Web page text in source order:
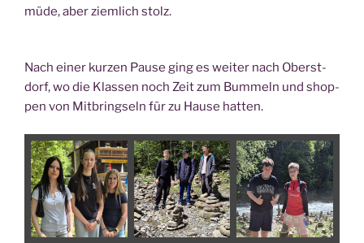
müde, aber ziem­lich stolz.
Nach einer kur­zen Pau­se ging es wei­ter nach Oberst­
dorf, wo die Klas­sen noch Zeit zum Bum­meln und shop­
pen von Mit­bring­seln für zu Hau­se hatten.